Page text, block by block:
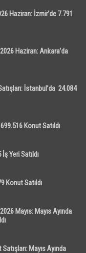
Haziran: İzmir’de 7.791
Haziran: Ankara’da
İstanbul’da 24.084
Konut Satıldı
Yeri Satıldı
Konut Satıldı
Mayıs: Mayıs Ayında
Mayıs Ayında